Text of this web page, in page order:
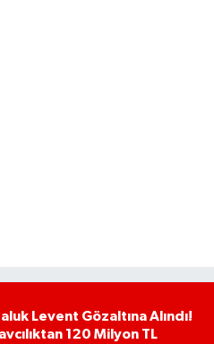
Levent Gözaltına Alındı!
120 Milyon TL